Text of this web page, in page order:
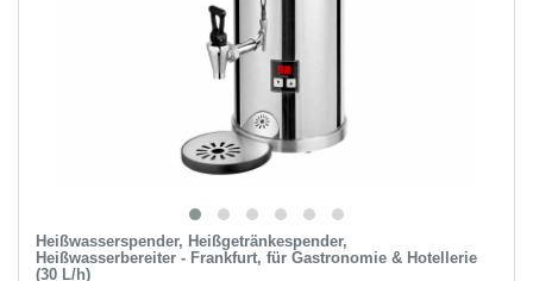
Heißwasserspender, Heißgetränkespender,
Heißwasserbereiter - Frankfurt, für Gastronomie & Hotellerie
(30 L/h)